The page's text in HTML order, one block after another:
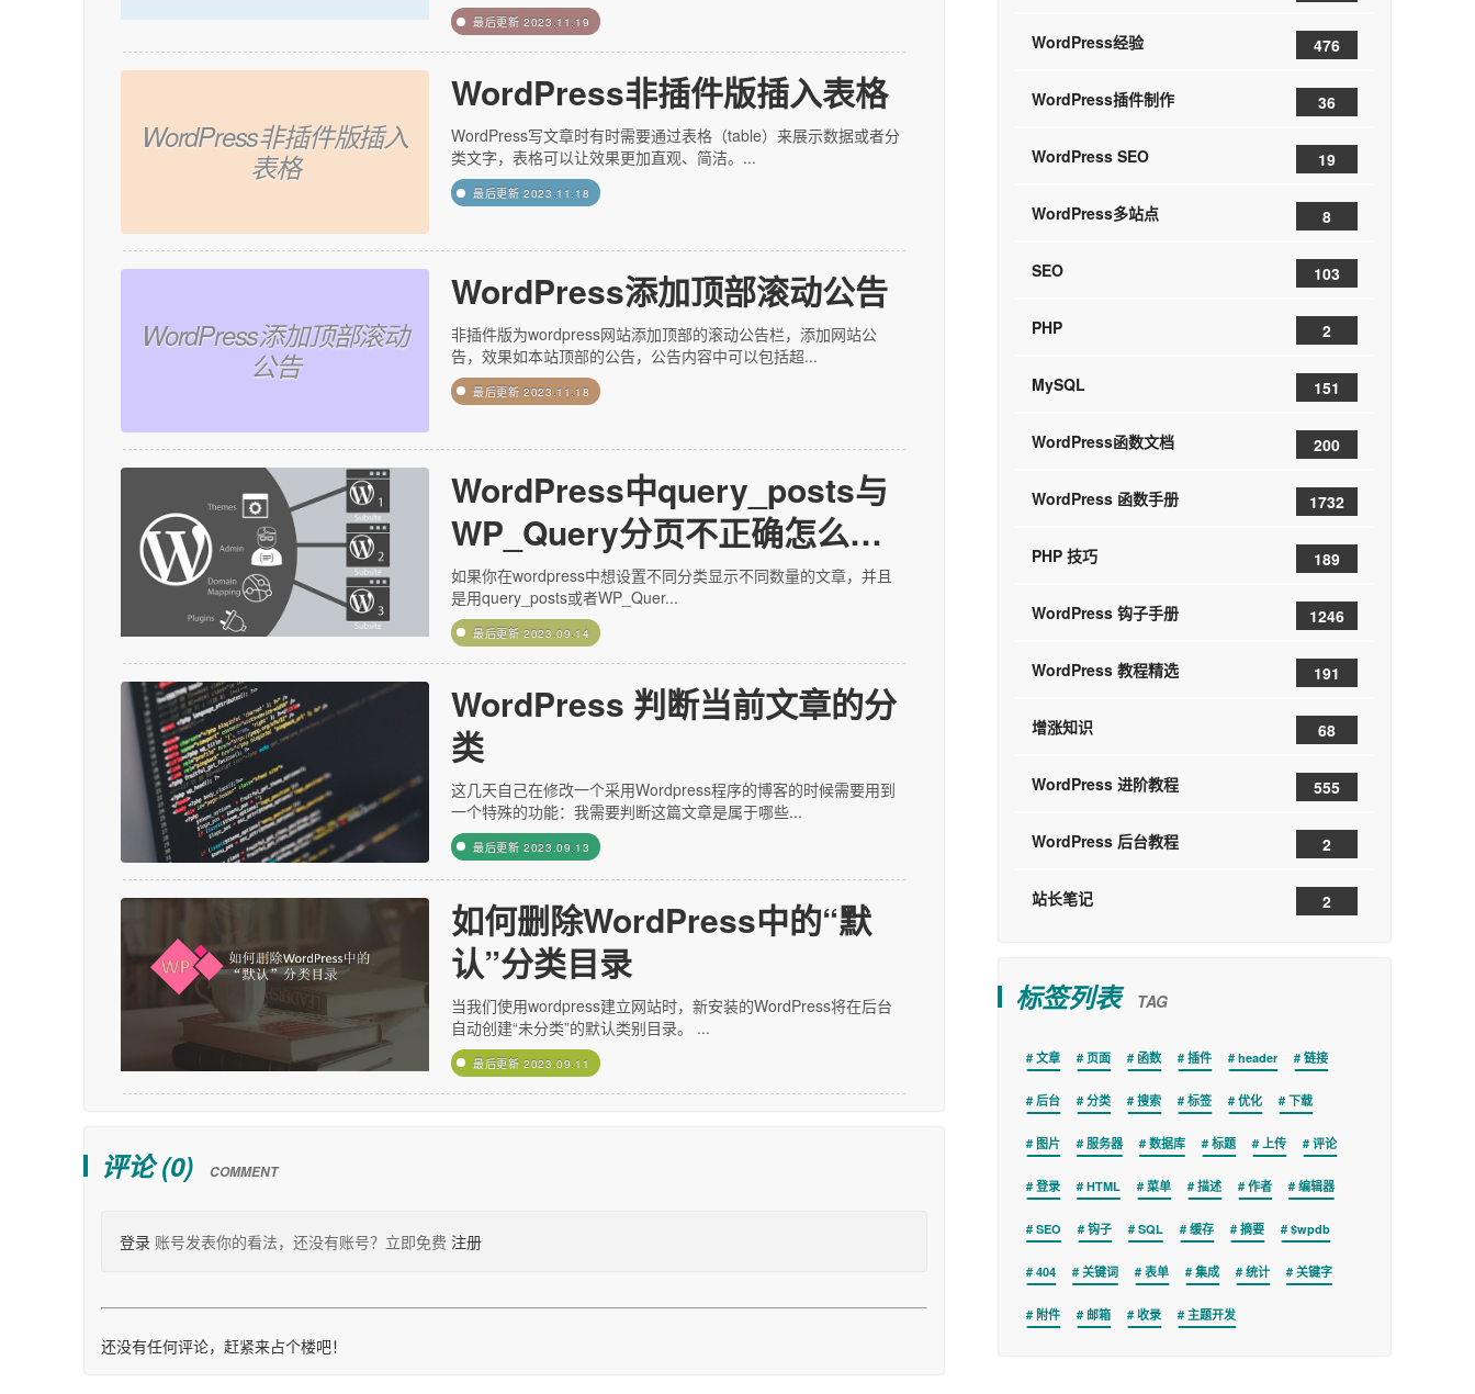
最后更新2023.11.19
WordPress非插件版插入
表格
WordPress非插件版插入表格
WordPress写文章时有时需要通过表格（table）来展示数据或者分
类文字，表格可以让效果更加直观、简洁。...
最后更新2023.11.18
WordPress添加顶部滚动
公告
WordPress添加顶部滚动公告
非插件版为wordpress网站添加顶部的滚动公告栏，添加网站公
告，效果如本站顶部的公告，公告内容中可以包括超...
最后更新2023.11.18
WordPress中query_posts与
WP_Query分页不正确怎么解
决
如果你在wordpress中想设置不同分类显示不同数量的文章，并且
是用query_posts或者WP_Quer...
最后更新2023.09.14
WordPress 判断当前文章的分
类
这几天自己在修改一个采用Wordpress程序的博客的时候需要用到
一个特殊的功能：我需要判断这篇文章是属于哪些...
最后更新2023.09.13
如何删除WordPress中的“默
认”分类目录
当我们使用wordpress建立网站时，新安装的WordPress将在后台
自动创建“未分类”的默认类别目录。 ...
最后更新2023.09.11
评论 (0) COMMENT
登录 账号发表你的看法，还没有账号？立即免费 注册
还没有任何评论，赶紧来占个楼吧！
WordPress经验 476
WordPress插件制作 36
WordPress SEO 19
WordPress多站点 8
SEO 103
PHP 2
MySQL 151
WordPress函数文档 200
WordPress 函数手册 1732
PHP 技巧 189
WordPress 钩子手册 1246
WordPress 教程精选 191
增涨知识 68
WordPress 进阶教程 555
WordPress 后台教程 2
站长笔记 2
标签列表 TAG
文章 页面 函数 插件 header 链接
后台 分类 搜索 标签 优化 下载
图片 服务器 数据库 标题 上传 评论
登录 HTML 菜单 描述 作者 编辑器
SEO 钩子 SQL 缓存 摘要 $wpdb
404 关键词 表单 集成 统计 关键字
附件 邮箱 收录 主题开发